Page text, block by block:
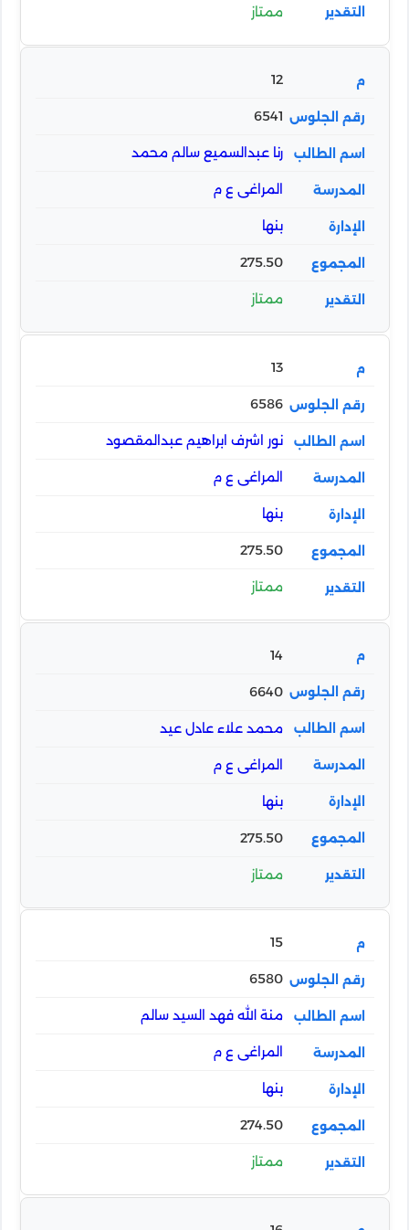
ممتاز
12
6541
رنا عبدالسميع سالم محمد
المراغى ع م
بنها
275.50
ممتاز
13
6586
نور اشرف ابراهيم عبدالمقصود
المراغى ع م
بنها
275.50
ممتاز
14
6640
محمد علاء عادل عيد
المراغى ع م
بنها
275.50
ممتاز
15
6580
منة الله فهد السيد سالم
المراغى ع م
بنها
274.50
ممتاز